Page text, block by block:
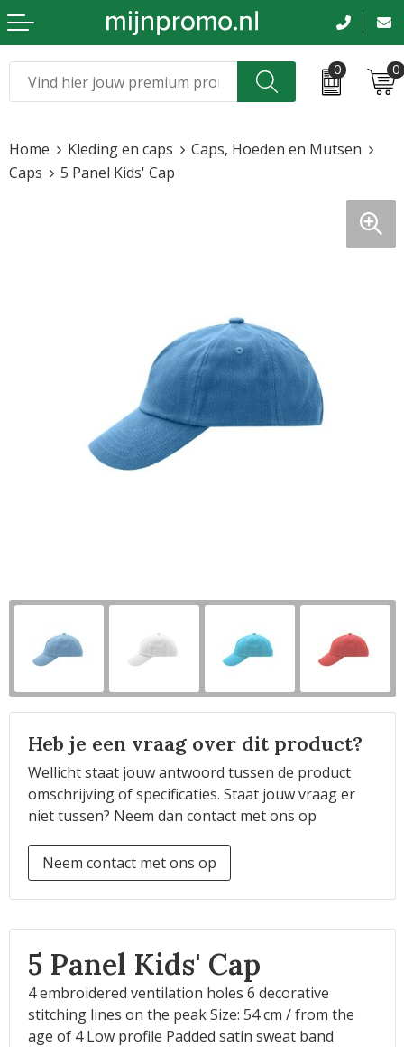
0 0
Kleding & caps
Beurs en evenementen
Bloemen en planten
Sinterklaas
Home Kleding en caps
Caps, Hoeden en Mutsen
Caps
5 Panel Kids' Cap
Heb je een vraag over dit product?
Wellicht staat jouw antwoord tussen de product
omschrijving of specificaties. Staat jouw vraag er
niet tussen? Neem dan contact met ons op
Neem contact met ons op
5 Panel Kids' Cap
4 embroidered ventilation holes 6 decorative
stitching lines on the peak Size: 54 cm / from the
age of 4 Low profile Padded satin sweat band